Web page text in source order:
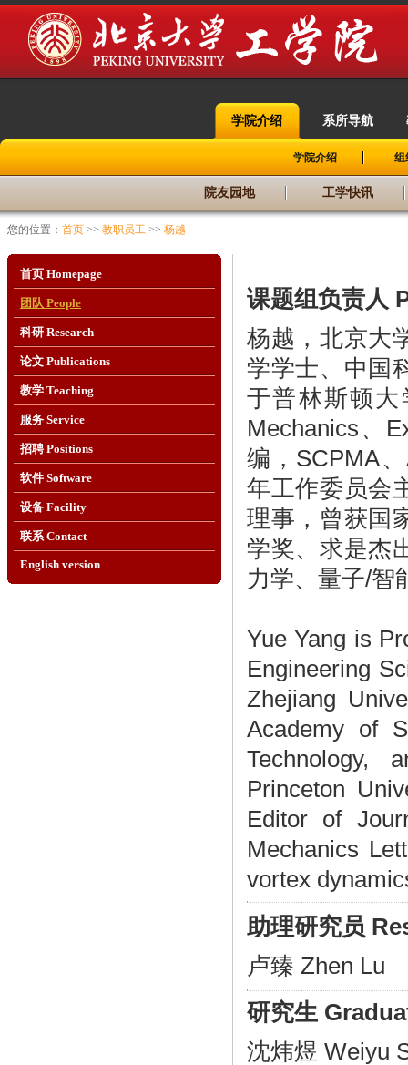
学院介绍 系所导航
学院介绍 组
院友园地 工学快讯
您的位置： 首页 >> 教职员工 >> 杨越
首页 Homepage
团队 People
科研 Research
论文 Publications
教学 Teaching
服务 Service
招聘 Positions
软件 Software
设备 Facility
联系 Contact
English version
课题组负责人
杨越，北京大
学学士、中国
于普林斯顿大
Mechanics、
编，SCPMA
年工作委员会
理事，曾获国
学奖、求是杰
力学、量子/智
Yue Yang is
Engineering
Zhejiang
Academy of
Technology,
Princeton
Editor of
Mechanics
vortex
助理研究员
卢臻 Zhen Lu
研究生
沈炜煜 Weiyu